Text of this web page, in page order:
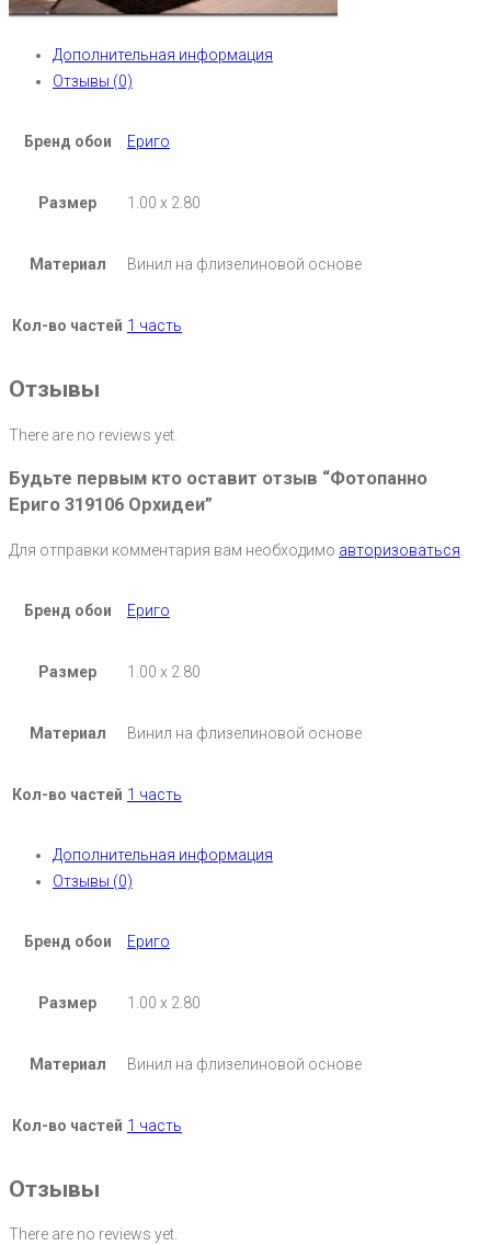
Дополнительная информация
Отзывы (0)
Бренд обои Ериго
Размер 1.00 х 2.80
Материал Винил на флизелиновой основе
Кол-во частей 1 часть
Отзывы
There are no reviews yet.
Будьте первым кто оставит отзыв “Фотопанно
Ериго 319106 Орхидеи”
Для отправки комментария вам необходимо авторизоваться
Бренд обои Ериго
Размер 1.00 х 2.80
Материал Винил на флизелиновой основе
Кол-во частей 1 часть
Дополнительная информация
Отзывы (0)
Бренд обои Ериго
Размер 1.00 х 2.80
Материал Винил на флизелиновой основе
Кол-во частей 1 часть
Отзывы
There are no reviews yet.